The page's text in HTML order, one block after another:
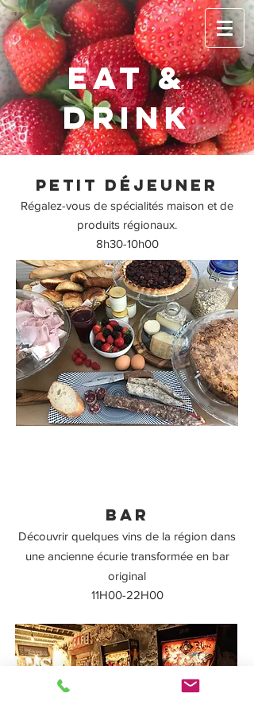
EAT &
DRINK
petit déjeuner
Régalez-vous de spécialités maison et de
produits régionaux.
8h30-10h00
BAR
Découvrir quelques vins de la région dans
une ancienne écurie transformée en bar
original
11H00-22H00